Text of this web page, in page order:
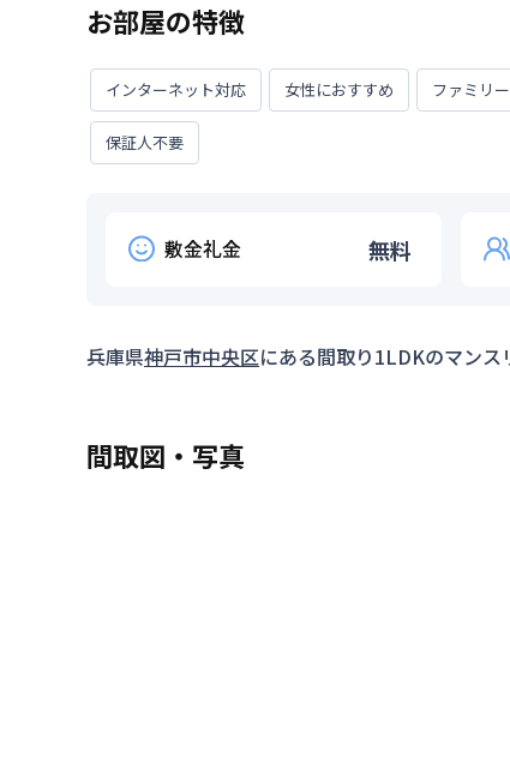
対象期間
お部屋が無くなり次第終了します。
利用条件 2026年9月30日までに入
対象期間
お部屋の特徴
インターネット対応 女性におすすめ ファミリ
保証人不要
敷金礼金 無料
兵庫県神戸市中央区にある間取り1LDKのマンス
間取図・写真